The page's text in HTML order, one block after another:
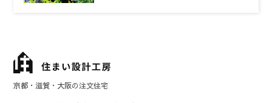
京都・滋賀・大阪の注文住宅